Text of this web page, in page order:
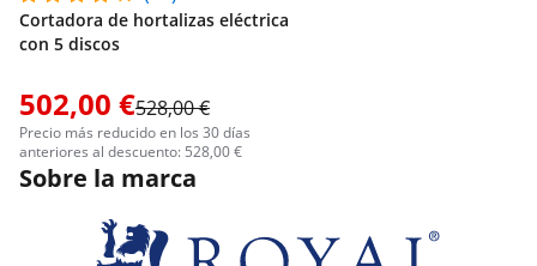
Cortadora de hortalizas eléctrica
con 5 discos
502,00 €528,00 €
Precio más reducido en los 30 días
anteriores al descuento: 528,00 €
Sobre la marca